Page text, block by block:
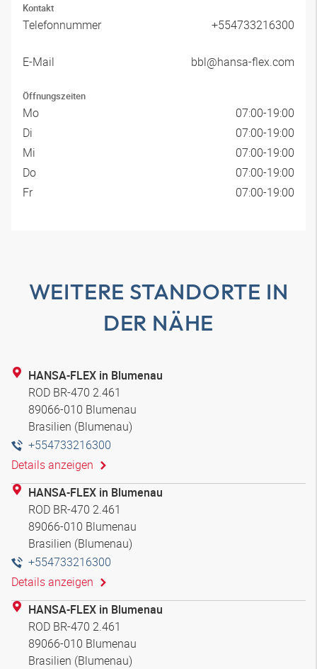
Kontakt
Telefonnummer +554733216300
E-Mail bbl@hansa-flex.com
Öffnungszeiten
Mo
07:00-19:00
Di
07:00-19:00
Mi
07:00-19:00
Do
07:00-19:00
Fr
07:00-19:00
WEITERE STANDORTE IN
DER NÄHE
HANSA-FLEX in Blumenau
ROD BR-470 2.461
89066-010 Blumenau
Brasilien (Blumenau)
+554733216300
Details anzeigen
HANSA-FLEX in Blumenau
ROD BR-470 2.461
89066-010 Blumenau
Brasilien (Blumenau)
+554733216300
Details anzeigen
HANSA-FLEX in Blumenau
ROD BR-470 2.461
89066-010 Blumenau
Brasilien (Blumenau)